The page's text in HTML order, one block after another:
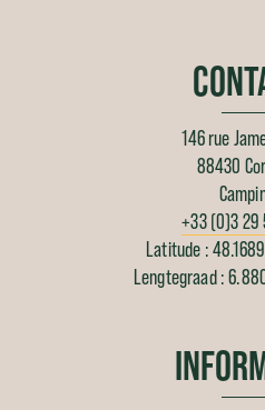
146 rue
88430
+33 (0)3 29
Latitude :
Lengtegraad :